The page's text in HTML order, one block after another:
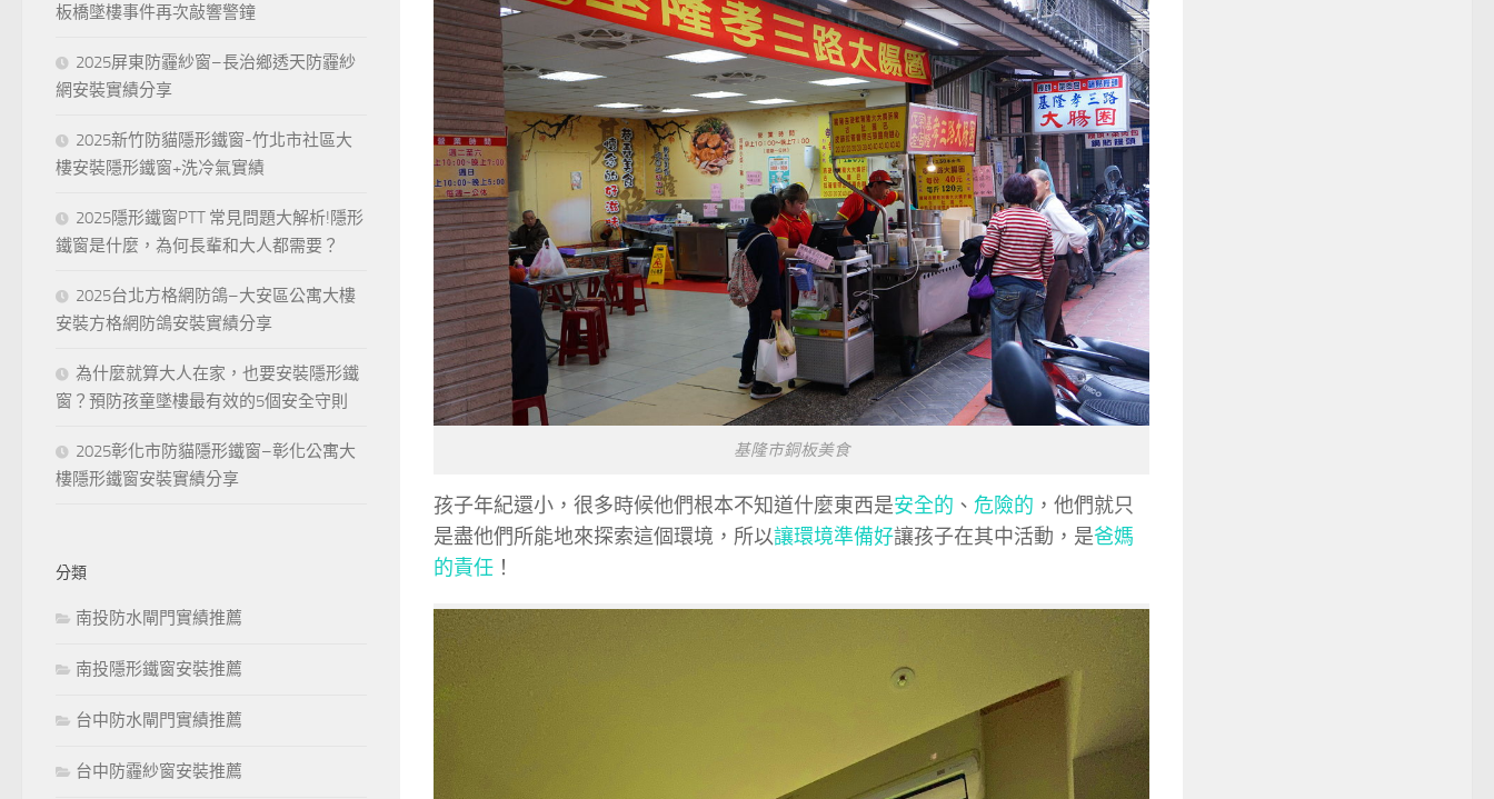
基隆市銅板美食
孩子年紀還小，很多時候他們根本不知道什麼東西是安全的 、 危險的 ，他們就只
是盡他們所能地來探索這個環境，所以讓環境準備好讓孩子在其中活動，是爸媽
的責任 ！
板橋墜樓事件再次敲響警鐘
2025屏東防霾紗窗–長治鄉透天防霾紗
網安裝實績分享
2025新竹防貓隱形鐵窗-竹北市社區大
樓安裝隱形鐵窗+洗冷氣實績
2025隱形鐵窗PTT 常見問題大解析!隱形
鐵窗是什麼，為何長輩和大人都需要？
2025台北方格網防鴿–大安區公寓大樓
安裝方格網防鴿安裝實績分享
為什麼就算大人在家，也要安裝隱形鐵
窗？預防孩童墜樓最有效的5個安全守則
2025彰化市防貓隱形鐵窗–彰化公寓大
樓隱形鐵窗安裝實績分享
分類
南投防水閘門實績推薦
南投隱形鐵窗安裝推薦
台中防水閘門實績推薦
台中防霾紗窗安裝推薦